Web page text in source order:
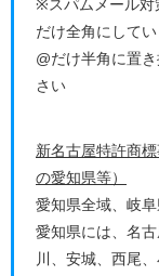
※スパムメール対
だけ全角にしてい
@だけ半角に置
さい
新名古屋特許商
の愛知県等）
愛知県全域、岐
愛知県には、名
川、安城、西尾